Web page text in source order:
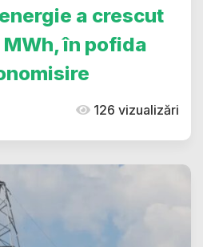
a crescut
în pofida
126 vizualizări